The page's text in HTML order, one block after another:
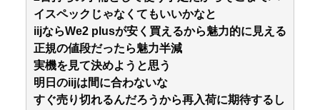
イスペックじゃなくてもいいかなと
iijならWe2 plusが安く買えるから魅力的に見える
正規の値段だったら魅力半減
実機を見て決めようと思う
明日のiijは間に合わないな
すぐ売り切れるんだろうから再入荷に期待するし